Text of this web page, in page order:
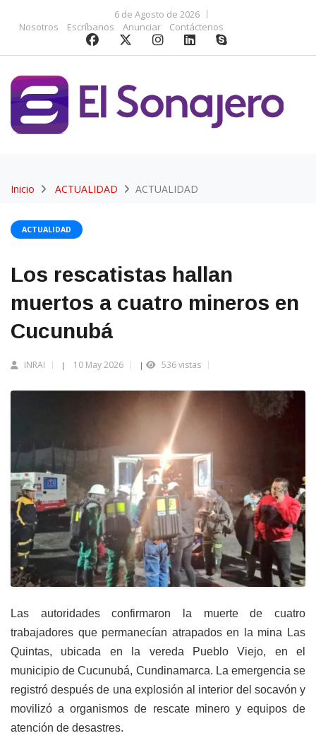
6 de Agosto de 2026
Nosotros
Escríbanos Anunciar Contáctenos
Inicio ACTUALIDAD ACTUALIDAD
ACTUALIDAD
Los rescatistas hallan
muertos a cuatro mineros en
Cucunubá
INRAI | 10 May 2026 | 536 vistas
Las autoridades confirmaron la muerte de cuatro
trabajadores que permanecían atrapados en la mina Las
Quintas, ubicada en la vereda Pueblo Viejo, en el
municipio de Cucunubá, Cundinamarca. La emergencia se
registró después de una explosión al interior del socavón y
movilizó a organismos de rescate minero y equipos de
atención de desastres.